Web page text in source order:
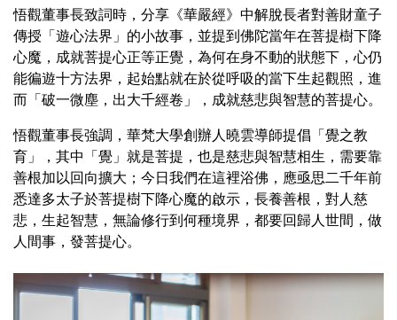
悟觀董事長致詞時，分享《華嚴經》中解脫長者對善財童子
傳授「遊心法界」的小故事，並提到佛陀當年在菩提樹下降
心魔，成就菩提心正等正覺，為何在身不動的狀態下，心仍
能徧遊十方法界，起始點就在於從呼吸的當下生起觀照，進
而「破一微塵，出大千經卷」，成就慈悲與智慧的菩提心。
悟觀董事長強調，華梵大學創辦人曉雲導師提倡「覺之教
育」，其中「覺」就是菩提，也是慈悲與智慧相生，需要靠
善根加以回向擴大；今日我們在這裡浴佛，應亟思二千年前
悉達多太子於菩提樹下降心魔的啟示，長養善根，對人慈
悲，生起智慧，無論修行到何種境界，都要回歸人世間，做
人間事，發菩提心。